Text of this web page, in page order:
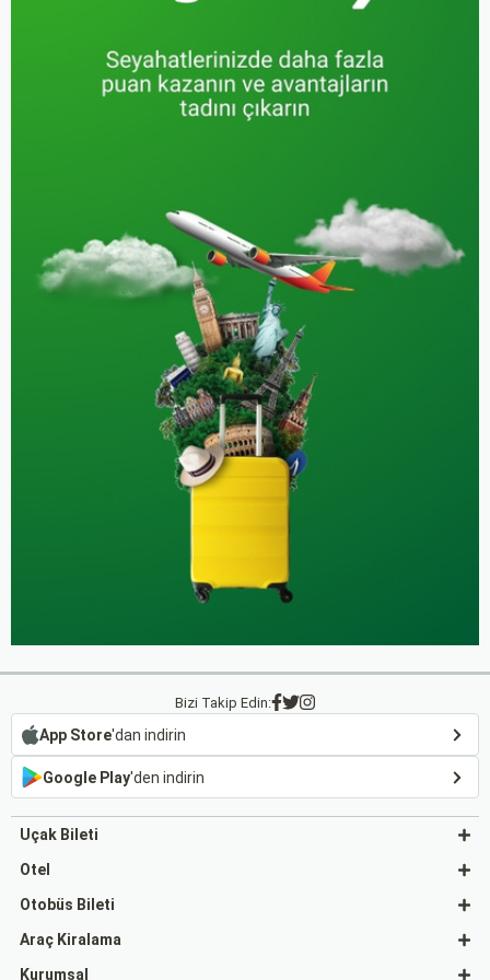
Bizi Takip Edin:
App Store'dan indirin
Google Play'den indirin
Uçak Bileti
Otel
Otobüs Bileti
Araç Kiralama
Kurumsal